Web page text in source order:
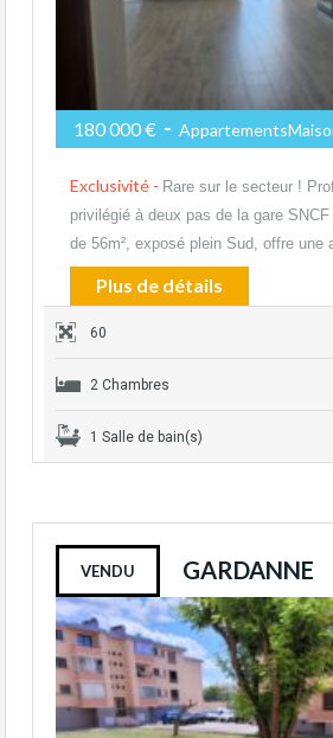
180 000 € -
Exclusivité - Rare sur le secteur !
privilégié à deux pas de la gare
de 56m², exposé plein Sud, offre une
Plus de détails
60
2 Chambres
1 Salle de bain(s)
VENDU GARDANNE